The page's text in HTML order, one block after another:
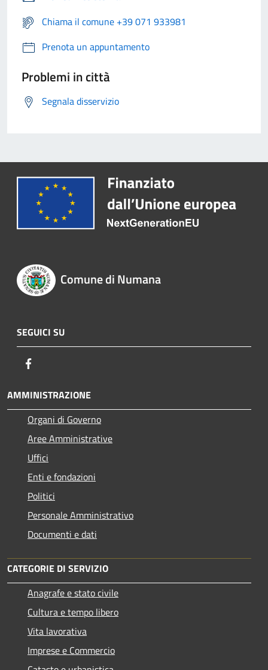
Chiama il comune +39 071 933981
Prenota un appuntamento
Problemi in città
Segnala disservizio
Comune di Numana
SEGUICI SU
AMMINISTRAZIONE
Organi di Governo
Aree Amministrative
Uffici
Enti e fondazioni
Politici
Personale Amministrativo
Documenti e dati
CATEGORIE DI SERVIZIO
Anagrafe e stato civile
Cultura e tempo libero
Vita lavorativa
Imprese e Commercio